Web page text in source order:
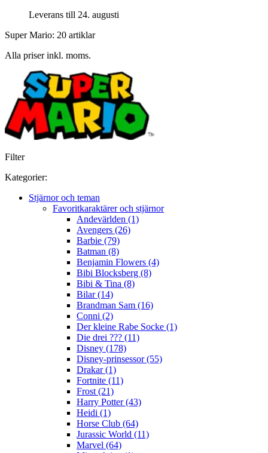
Leverans till 24. augusti
Super Mario: 20 artiklar
Alla priser inkl. moms.
Filter
Kategorier:
Stjärnor och teman
Favoritkaraktärer och stjärnor
Andevärlden (1)
Avengers (26)
Barbie (79)
Batman (8)
Benjamin Flowers (4)
Bibi Blocksberg (8)
Bibi & Tina (8)
Bilar (14)
Brandman Sam (16)
Conni (2)
Der kleine Rabe Socke (1)
Die drei ??? (11)
Disney (178)
Disney-prinsessor (55)
Drakar (1)
Fortnite (11)
Frost (21)
Harry Potter (43)
Heidi (1)
Horse Club (64)
Jurassic World (11)
Marvel (64)